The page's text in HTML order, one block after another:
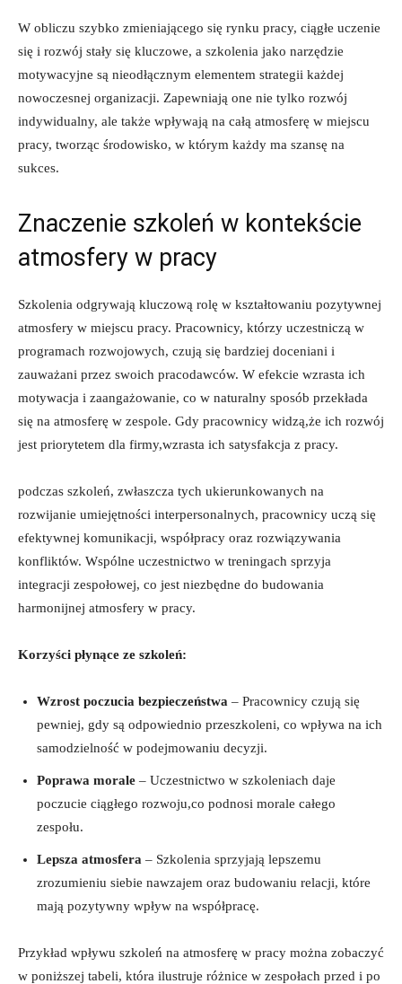
W obliczu szybko zmieniającego się rynku pracy, ciągłe uczenie
się i rozwój stały się kluczowe, a szkolenia jako narzędzie
motywacyjne są nieodłącznym elementem strategii każdej
nowoczesnej organizacji. Zapewniają one nie tylko rozwój
indywidualny, ale także wpływają na całą atmosferę w miejscu
pracy, tworząc środowisko, w którym każdy ma szansę na
sukces.
Znaczenie szkoleń w kontekście
atmosfery w pracy
Szkolenia odgrywają kluczową rolę w kształtowaniu pozytywnej
atmosfery w miejscu pracy. Pracownicy, którzy uczestniczą w
programach rozwojowych, czują się bardziej doceniani i
zauważani przez swoich pracodawców. W efekcie wzrasta ich
motywacja i zaangażowanie, co w naturalny sposób przekłada
się na atmosferę w zespole. Gdy pracownicy widzą,że ich rozwój
jest priorytetem dla firmy,wzrasta ich satysfakcja z pracy.
podczas szkoleń, zwłaszcza tych ukierunkowanych na
rozwijanie umiejętności interpersonalnych, pracownicy uczą się
efektywnej komunikacji, współpracy oraz rozwiązywania
konfliktów. Wspólne uczestnictwo w treningach sprzyja
integracji zespołowej, co jest niezbędne do budowania
harmonijnej atmosfery w pracy.
Korzyści płynące ze szkoleń:
Wzrost poczucia bezpieczeństwa – Pracownicy czują się
pewniej, gdy są odpowiednio przeszkoleni, co wpływa na ich
samodzielność w podejmowaniu decyzji.
Poprawa morale – Uczestnictwo w szkoleniach daje
poczucie ciągłego rozwoju,co podnosi morale całego
zespołu.
Lepsza atmosfera – Szkolenia sprzyjają lepszemu
zrozumieniu siebie nawzajem oraz budowaniu relacji, które
mają pozytywny wpływ na współpracę.
Przykład wpływu szkoleń na atmosferę w pracy można zobaczyć
w poniższej tabeli, która ilustruje różnice w zespołach przed i po